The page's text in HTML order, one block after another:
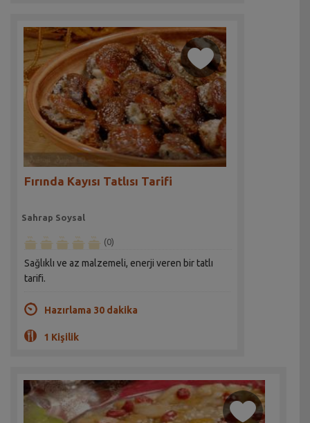
Fırında Kayısı Tatlısı Tarifi
Sahrap Soysal
(0)
Sağlıklı ve az malzemeli, enerji veren bir tatlı
tarifi.
Hazırlama 30 dakika
1 Kişilik